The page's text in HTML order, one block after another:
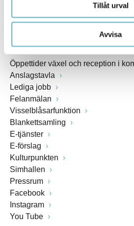
Tillåt urval
Avvisa
Öppettider växel och reception i
Anslagstavla
Lediga jobb
Felanmälan
Visselblåsarfunktion
Blankettsamling
E-tjänster
E-förslag
Kulturpunkten
Simhallen
Pressrum
Facebook
Instagram
You Tube